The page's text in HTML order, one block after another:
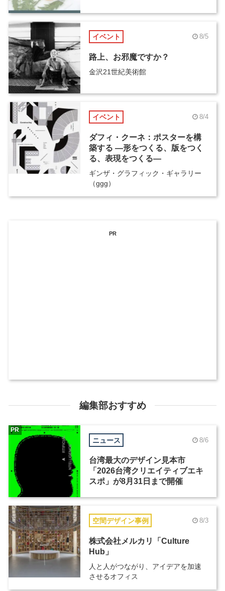
イベント 8/5
路上、お邪魔ですか？
金沢21世紀美術館
イベント 8/4
ダフィ・クーネ：ポスターを構
築する ―形をつくる、版をつく
る、表現をつくる―
ギンザ・グラフィック・ギャラリー
（ggg）
PR
編集部おすすめ
ニュース 8/6
台湾最大のデザイン見本市
「2026台湾クリエイティブエキ
スポ」が8月31日まで開催
PR
空間デザイン事例 8/3
株式会社メルカリ「Culture
Hub」
人と人がつながり、アイデアを加速
させるオフィス